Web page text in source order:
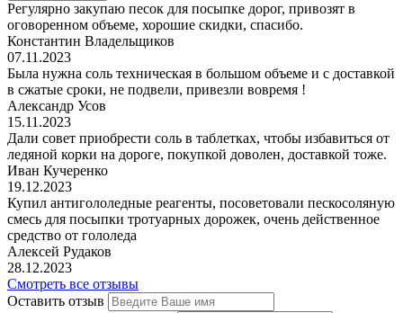
Регулярно закупаю песок для посыпке дорог, привозят в
оговоренном объеме, хорошие скидки, спасибо.
Константин Владельщиков
07.11.2023
Была нужна соль техническая в большом объеме и с доставкой
в сжатые сроки, не подвели, привезли вовремя !
Александр Усов
15.11.2023
Дали совет приобрести соль в таблетках, чтобы избавиться от
ледяной корки на дороге, покупкой доволен, доставкой тоже.
Иван Кучеренко
19.12.2023
Купил антигололедные реагенты, посоветовали пескосоляную
смесь для посыпки тротуарных дорожек, очень действенное
средство от гололеда
Алексей Рудаков
28.12.2023
Смотреть все отзывы
Оставить отзыв